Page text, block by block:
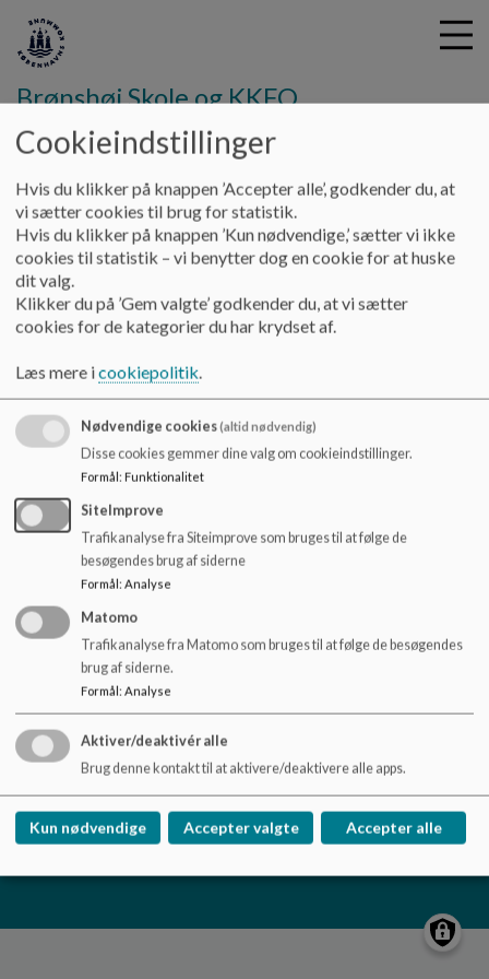
i
Brønshøj Skole og KKFO
Hjem
Antimobbestrategi 2026
Skolens Antimobbestategi
Dokumenter
Antimobbestrategi 2026.pdf
Brønshøj Skole
Klintholmvej 5, 2700 Brønshøj
Brh@kk.dk
+45 33 66 48 68
EAN NR.
5798009378927
Tilgængelighedserklæring
Sitemap
Cookie politik
Cookieindstillinger
Hvis du klikker på knappen ’Accepter alle’, godkender du, at
vi sætter cookies til brug for statistik.
Hvis du klikker på knappen ’Kun nødvendige,’ sætter vi ikke
cookies til statistik – vi benytter dog en cookie for at huske
dit valg.
Klikker du på ’Gem valgte’ godkender du, at vi sætter
cookies for de kategorier du har krydset af.
Læs mere icookiepolitik.
Nødvendige cookies(altid nødvendig)
Disse cookies gemmer dine valg om cookieindstillinger.
Formål: Funktionalitet
SiteImprove
Trafikanalyse fra Siteimprove som bruges til at følge de
besøgendes brug af siderne
Formål: Analyse
Matomo
Trafikanalyse fra Matomo som bruges til at følge de besøgendes
brug af siderne.
Formål: Analyse
Aktiver/deaktivér alle
Brug denne kontakt til at aktivere/deaktivere alle apps.
Kun nødvendige Accepter valgte Accepter alle